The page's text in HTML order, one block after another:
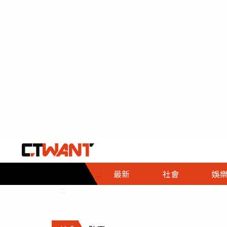
::: 最新 社會
社會首頁
時事
調查
娛樂
娛樂首頁
即時
財經首頁
熱線
政